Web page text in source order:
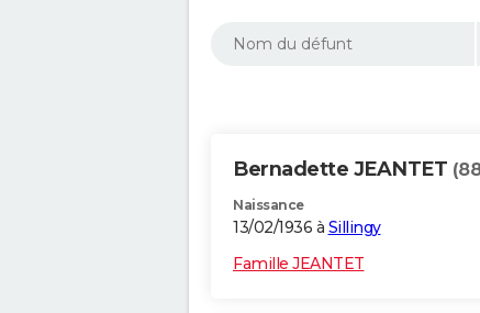
Bernadette JEANTET
Naissance
13/02/1936 à Sillingy
Famille JEANTET